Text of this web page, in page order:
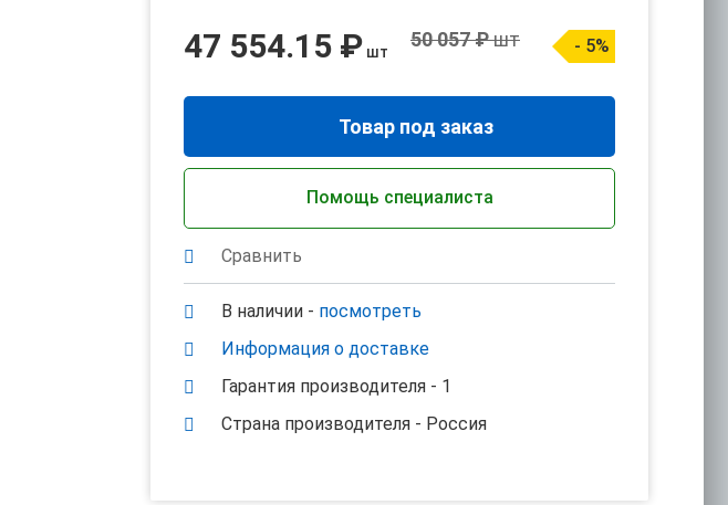
47 554.15 ₽ шт
50 057 ₽шт - 5%
Товар под заказ
Помощь специалиста
Сравнить
В наличии - посмотреть
Информация о доставке
Гарантия производителя - 1
Страна производителя - Россия